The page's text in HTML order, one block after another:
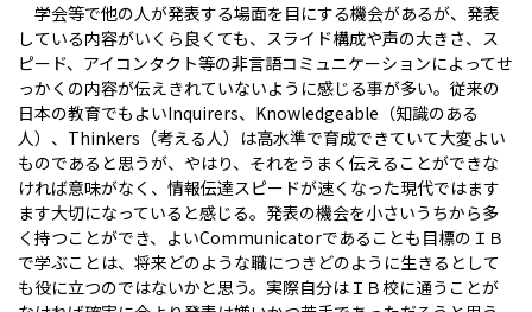
学会等で他の人が発表する場面を目にする機会があるが、発表
している内容がいくら良くても、スライド構成や声の大きさ、ス
ピード、アイコンタクト等の非言語コミュニケーションによってせ
っかくの内容が伝えきれていないように感じる事が多い。従来の
日本の教育でもよいInquirers、Knowledgeable（知識のある
人）、Thinkers（考える人）は高水準で育成できていて大変よい
ものであると思うが、やはり、それをうまく伝えることができな
ければ意味がなく、情報伝達スピードが速くなった現代ではます
ます大切になっていると感じる。発表の機会を小さいうちから多
く持つことができ、よいCommunicatorであることも目標のＩＢ
で学ぶことは、将来どのような職につきどのように生きるとして
も役に立つのではないかと思う。実際自分はＩＢ校に通うことが